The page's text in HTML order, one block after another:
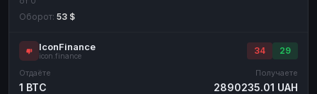
Оборот: 53 $
IconFinance
icon.finance
34 29
Отдаёте
1 BTC
Получаете
2890235.01 UAH